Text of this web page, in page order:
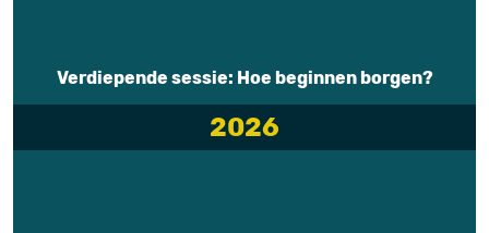
Verdiepende sessie: Hoe beginnen borgen?
2026